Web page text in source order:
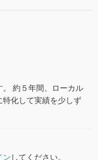
約５年間、ローカル
特化して実績を少しず
ン してください。